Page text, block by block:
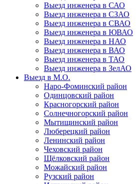
Выезд инженера в САО
Выезд инженера в СЗАО
Выезд инженера в СВАО
Выезд инженера в ЮВАО
Выезд инженера в НАО
Выезд инженера в ВАО
Выезд инженера в ТАО
Выезд инженера в ЗелАО
Выезд в М.О.
Наро-Фоминский район
Одинцовский район
Красногорский район
Солнечногорский район
Мытищинский район
Люберецкий район
Ленинский район
Чеховский район
Щёлковский район
Можайский район
Рузский район